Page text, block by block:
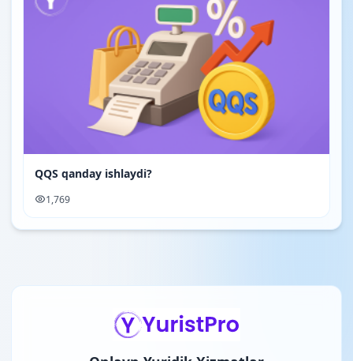
QQS qanday ishlaydi?
1,769